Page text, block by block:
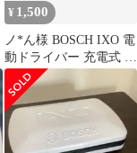
¥ 1,500
ノ*ん様 BOSCH IXO 電
動ドライバー 充電式 ビ
ットセット付き